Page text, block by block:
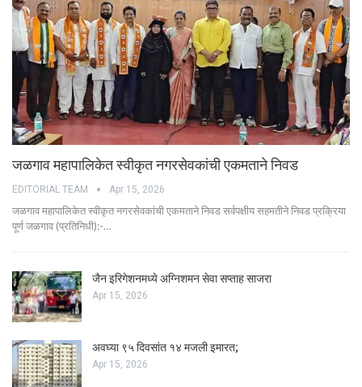
जळगाव महापालिकेत स्वीकृत नगरसेवकांची एकमताने निवड
EDITORIAL TEAM Apr 15, 2026
जळगाव महापालिकेत स्वीकृत नगरसेवकांची एकमताने निवड सर्वपक्षीय सहमतीने निवड प्रक्रिया
पूर्ण जळगाव (प्रतिनिधी):-…
जैन इरिगेशनमध्ये अग्निशमन सेवा सप्ताह साजरा
Apr 15, 2026
अवघ्या ९५ दिवसांत १४ मजली इमारत;
Apr 15, 2026